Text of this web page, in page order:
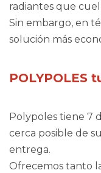
radiantes que
Sin embargo, en
solución más
POLYPOLES
Polypoles tiene 7
cerca posible de
entrega.
Ofrecemos tanto